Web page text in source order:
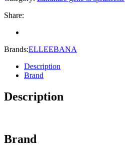
Share:
Brands:ELLEEBANA
Description
Brand
Description
Brand